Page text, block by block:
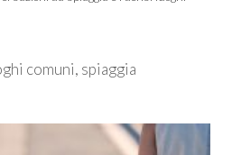
comuni, spiaggia